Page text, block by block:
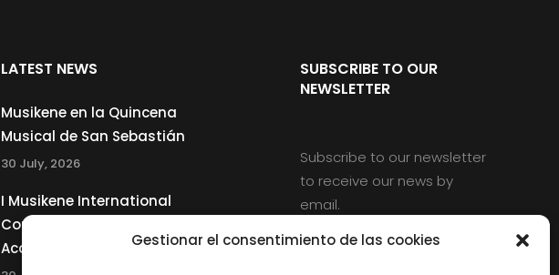
Gestionar el consentimiento de las cookies
LATEST NEWS
Musikene en la Quincena
Musical de San Sebastián
30 July, 2026
I Musikene International
Competition for Young
Accordionists
SUBSCRIBE TO OUR
NEWSLETTER
Subscribe to our newsletter
to receive our news by
email.